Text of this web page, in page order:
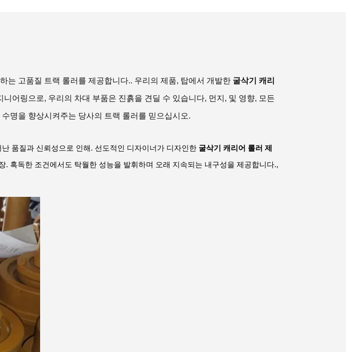
는 고품질 트랙 롤러를 제공합니다.. 우리의 제품, 탑에서 개발한 굴삭기 캐리
어링으로, 우리의 차대 부품은 진흙을 견딜 수 있습니다, 먼지, 및 영향, 모든
명을 향상시켜주는 당사의 트랙 롤러를 믿으십시오.
난 품질과 신뢰성으로 인해. 선도적인 디자이너가 디자인한 굴삭기 캐리어 롤러 제
혹독한 조건에서도 탁월한 성능을 발휘하며 오래 지속되는 내구성을 제공합니다.,